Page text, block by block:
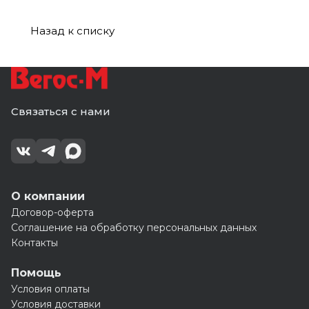
Назад к списку
Связаться с нами
О компании
Договор-оферта
Соглашение на обработку персональных данных
Контакты
Помощь
Условия оплаты
Условия доставки